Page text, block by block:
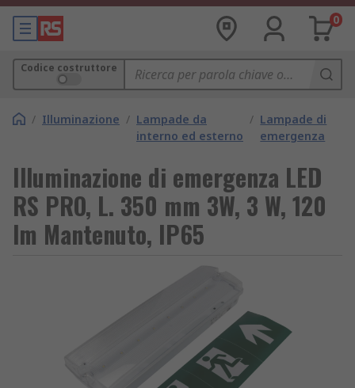
0
Codice costruttore
/ Illuminazione / Lampade da
interno ed esterno
/ Lampade di
emergenza
Illuminazione di emergenza LED
RS PRO, L. 350 mm 3W, 3 W, 120
lm Mantenuto, IP65